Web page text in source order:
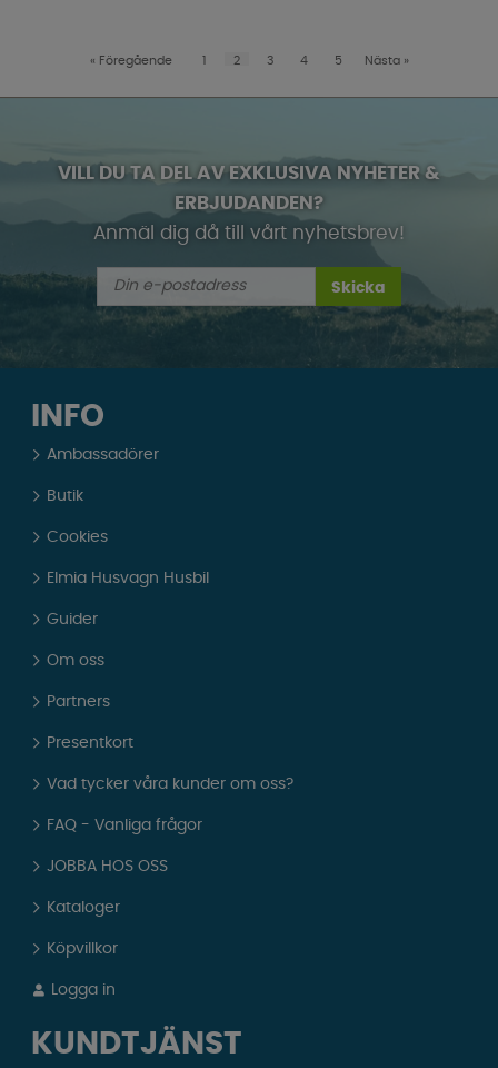
« Föregående 1 2 3 4 5 Nästa »
VILL DU TA DEL AV EXKLUSIVA NYHETER &
ERBJUDANDEN?
Anmäl dig då till vårt nyhetsbrev!
Skicka
INFO
Ambassadörer
Butik
Cookies
Elmia Husvagn Husbil
Guider
Om oss
Partners
Presentkort
Vad tycker våra kunder om oss?
FAQ - Vanliga frågor
JOBBA HOS OSS
Kataloger
Köpvillkor
Logga in
KUNDTJÄNST